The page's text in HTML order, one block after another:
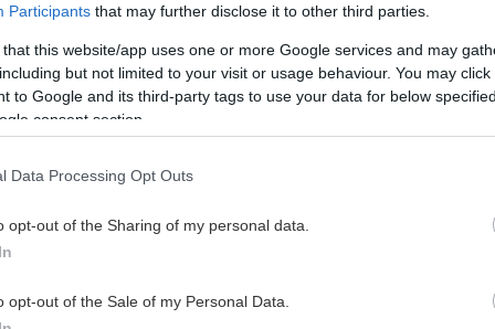
Participants that may further disclose it to other third parties.
that this website/app uses one or more Google services and may
but not limited to your visit or usage behaviour. You may
to Google and its third-party tags to use your data for below
consent section.
Data Processing Opt Outs
opt-out of the Sharing of my personal data.
opt-out of the Sale of my Personal Data.